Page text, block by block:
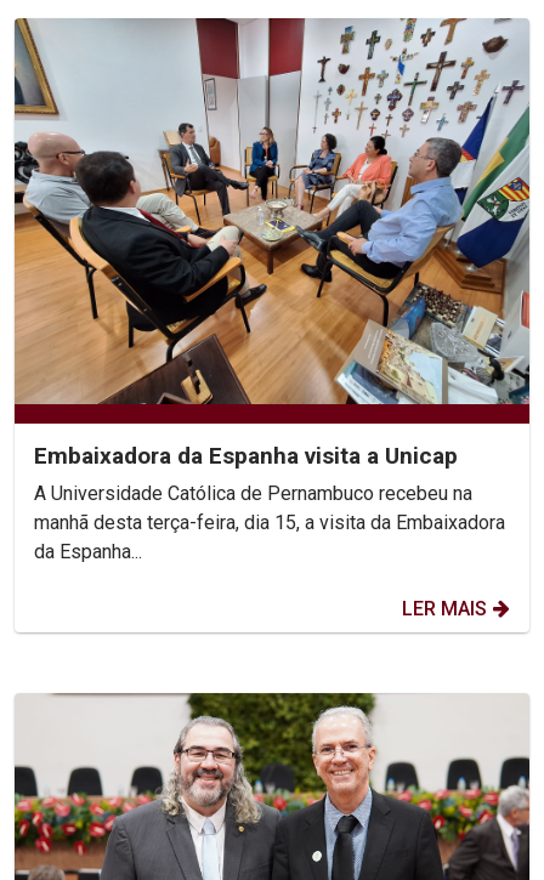
Embaixadora da Espanha visita a Unicap
A Universidade Católica de Pernambuco recebeu na
manhã desta terça-feira, dia 15, a visita da Embaixadora
da Espanha...
LER MAIS